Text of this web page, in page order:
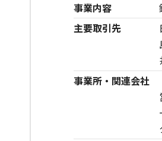
事業内容
主要取引先
事業所・関連会社